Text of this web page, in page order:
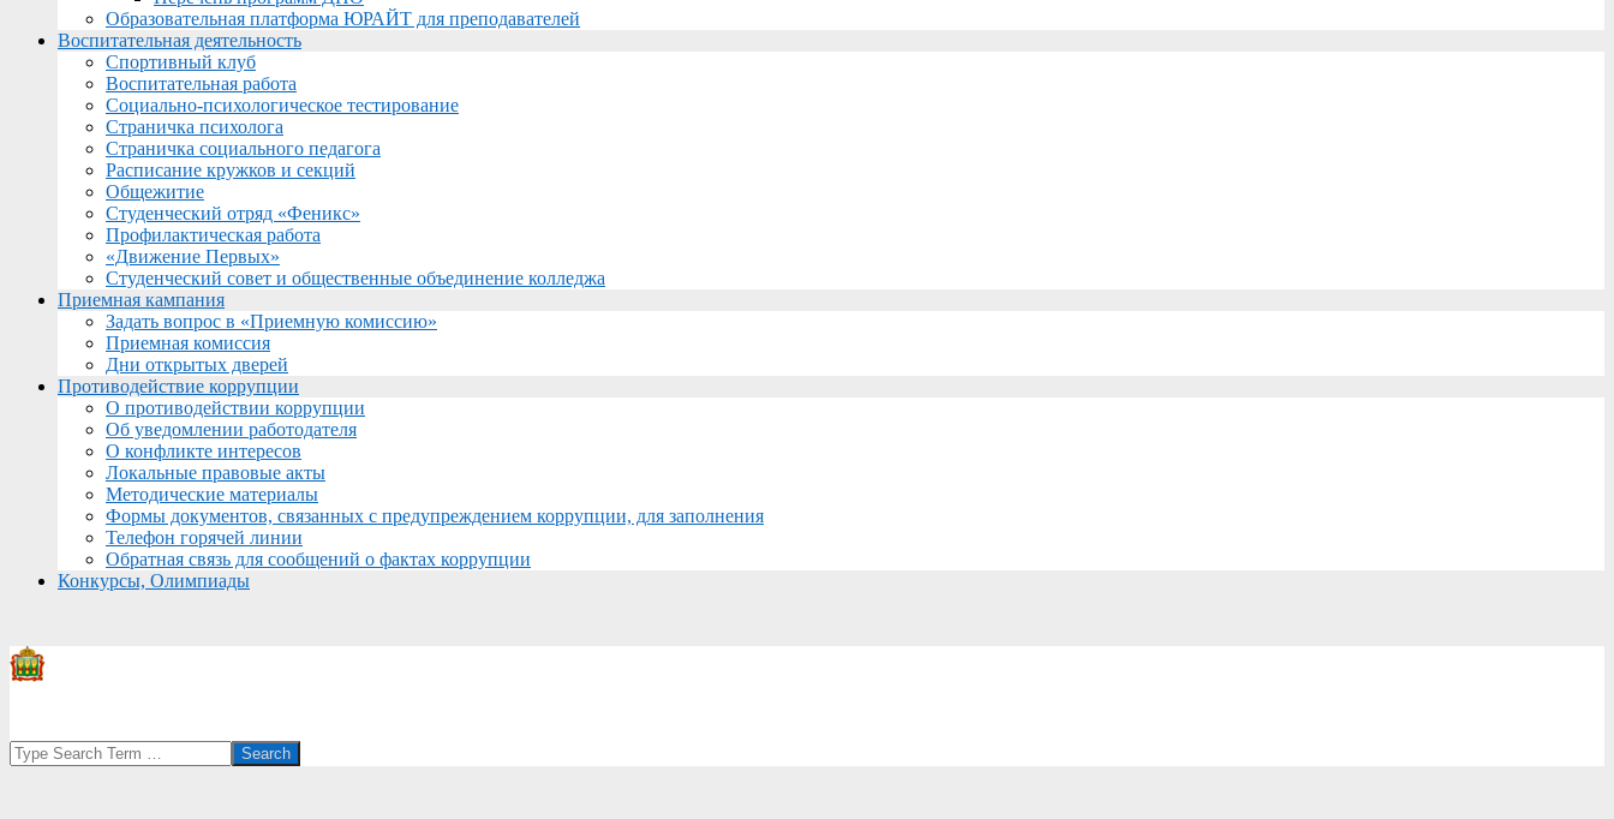
Образовательная платформа ЮРАЙТ для преподавателей
Воспитательная деятельность
Спортивный клуб
Воспитательная работа
Социально-психологическое тестирование
Страничка психолога
Страничка социального педагога
Расписание кружков и секций
Общежитие
Студенческий отряд «Феникс»
Профилактическая работа
«Движение Первых»
Студенческий совет и общественные объединение колледжа
Приемная кампания
Задать вопрос в «Приемную комиссию»
Приемная комиссия
Дни открытых дверей
Противодействие коррупции
О противодействии коррупции
Об уведомлении работодателя
О конфликте интересов
Локальные правовые акты
Методические материалы
Формы документов, связанных с предупреждением коррупции, для заполнения
Телефон горячей линии
Обратная связь для сообщений о фактах коррупции
Конкурсы, Олимпиады
Search